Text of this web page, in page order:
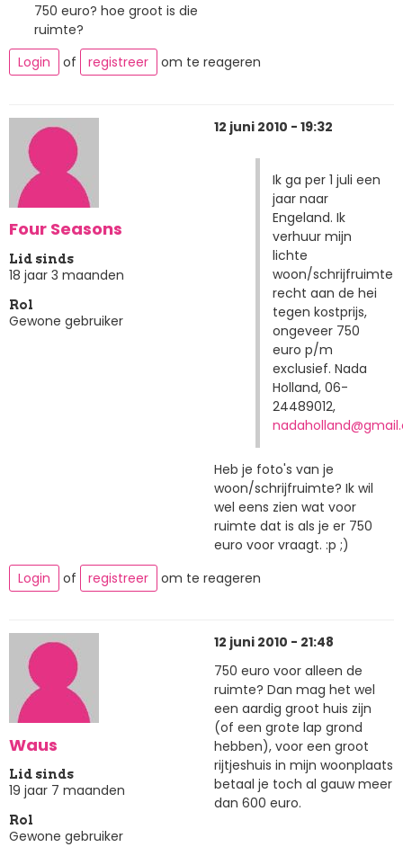
750 euro? hoe groot is die
ruimte?
Login
of registreer om te reageren
Four Seasons
Lid sinds
18 jaar 3 maanden
Rol
Gewone gebruiker
12 juni 2010 - 19:32
Ik ga per 1 juli een
jaar naar
Engeland. Ik
verhuur mijn
lichte
woon/schrijfruimte
recht aan de hei
tegen kostprijs,
ongeveer 750
euro p/m
exclusief. Nada
Holland, 06-
24489012,
Heb je foto's van je
woon/schrijfruimte? Ik wil
wel eens zien wat voor
ruimte dat is als je er 750
euro voor vraagt. :p ;)
Login
of registreer om te reageren
Waus
Lid sinds
19 jaar 7 maanden
Rol
Gewone gebruiker
12 juni 2010 - 21:48
750 euro voor alleen de
ruimte? Dan mag het wel
een aardig groot huis zijn
(of een grote lap grond
hebben), voor een groot
rijtjeshuis in mijn woonplaats
betaal je toch al gauw meer
dan 600 euro.